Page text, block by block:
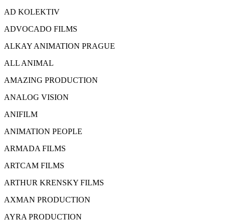
AD KOLEKTIV
ADVOCADO FILMS
ALKAY ANIMATION PRAGUE
ALL ANIMAL
AMAZING PRODUCTION
ANALOG VISION
ANIFILM
ANIMATION PEOPLE
ARMADA FILMS
ARTCAM FILMS
ARTHUR KRENSKY FILMS
AXMAN PRODUCTION
AYRA PRODUCTION